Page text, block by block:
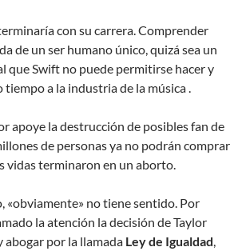
con su carrera. Comprender
de un ser humano único, quizá sea un
que Swift no puede permitirse hacer y
a la industria de la música .
apoye la destrucción de posibles fan de
de personas ya no podrán comprar
vidas terminaron en un aborto.
«obviamente» no tiene sentido. Por
la atención la decisión de Taylor
abogar por la llamada Ley de Igualdad